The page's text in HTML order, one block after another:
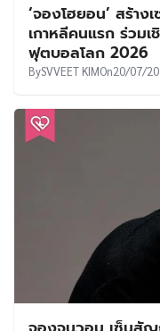
‘จองโฮยอน’ สร้า
เกาหลีคนแรก ร่วม
ฟุตบอลโลก 2026
BySVVEET KIMOn20/07/